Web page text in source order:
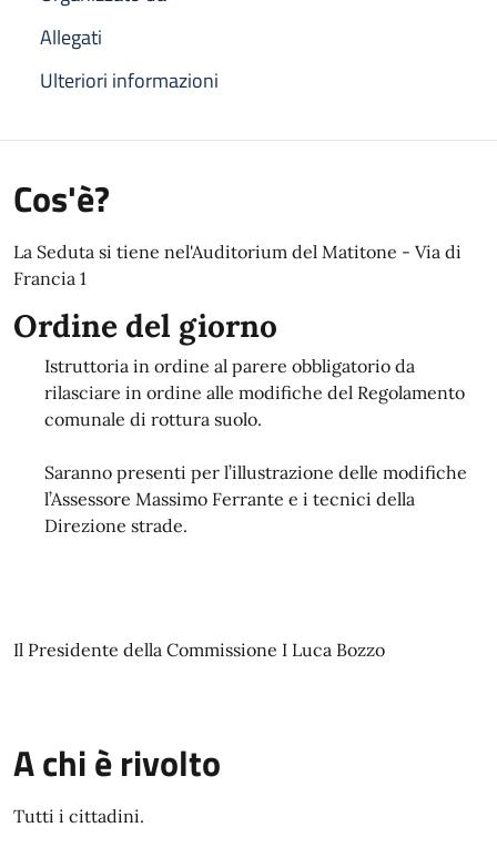
Allegati
Ulteriori informazioni
Cos'è?
La Seduta si tiene nel'Auditorium del Matitone - Via di
Francia 1
Ordine del giorno
Istruttoria in ordine al parere obbligatorio da
rilasciare in ordine alle modifiche del Regolamento
comunale di rottura suolo.
Saranno presenti per l’illustrazione delle modifiche
l’Assessore Massimo Ferrante e i tecnici della
Direzione strade.
Il Presidente della Commissione I Luca Bozzo
A chi è rivolto
Tutti i cittadini.